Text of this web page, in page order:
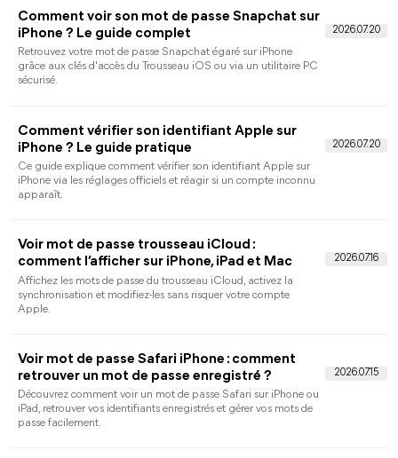
Toutes les solutions
Comment voir son mot de passe Snapchat
iPhone ? Le guide complet